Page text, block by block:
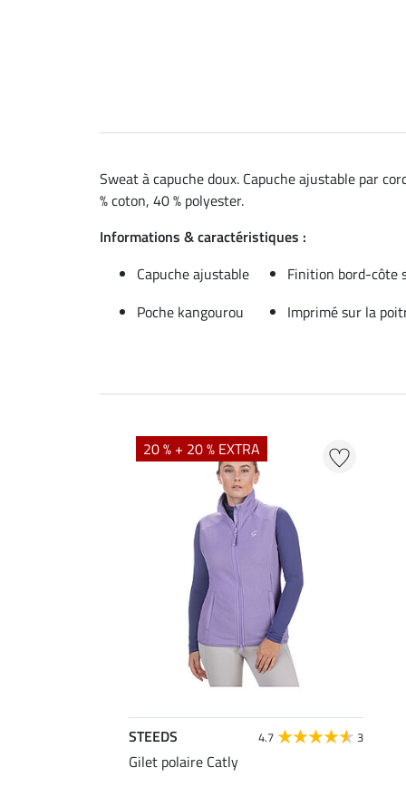
Sweat à capuche doux. Capuche ajustable par
% coton, 40 % polyester.
Informations & caractéristiques :
Capuche ajustable
Finition bord-côte
Poche kangourou
Imprimé sur la
20 % + 20 % EXTRA
STEEDS 4.7 3
Gilet polaire Catly